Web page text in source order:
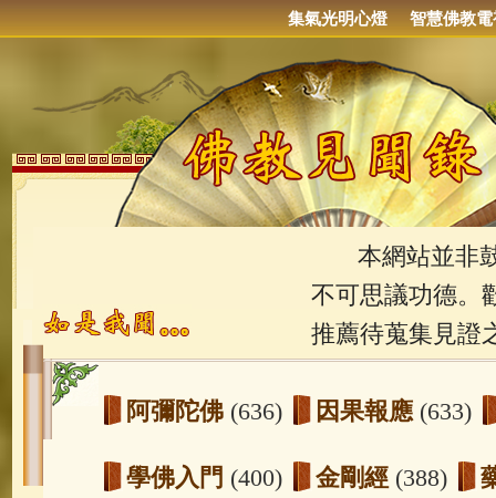
集氣光明心燈 智慧佛教電
本網站並非鼓
不可思議功德。
推薦待蒐集見證
阿彌陀佛 (636) 因果報應 (633)
學佛入門 (400) 金剛經 (388)